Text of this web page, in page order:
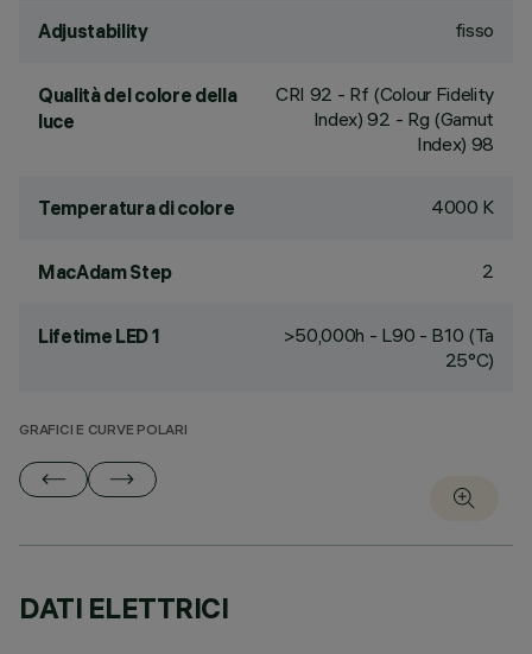
Adjustability fisso
Qualità del colore della
luce
CRI 92 - Rf (Colour Fidelity
Index) 92 - Rg (Gamut
Index) 98
Temperatura di colore 4000 K
MacAdam Step 2
Lifetime LED 1
>50,000h - L90 - B10 (Ta
25°C)
GRAFICI E CURVE POLARI
DATI ELETTRICI